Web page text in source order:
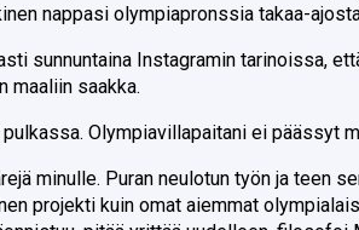
nappasi olympiapronssia takaa-
sunnuntaina Instagramin tarinoissa,
maaliin saakka.
Olympiavillapaitani ei päässyt
minulle. Puran neulotun työn ja teen
projekti kuin omat aiemmat